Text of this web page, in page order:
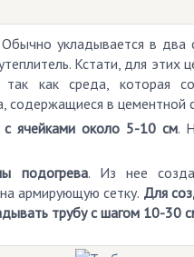
укладывается в два
Кстати, для
так как среда, которая
содержащиеся в цементной
ячейками около 5-10 см.
подогрева. Из нее
армирующую сетку. Для
трубу с шагом 10-30